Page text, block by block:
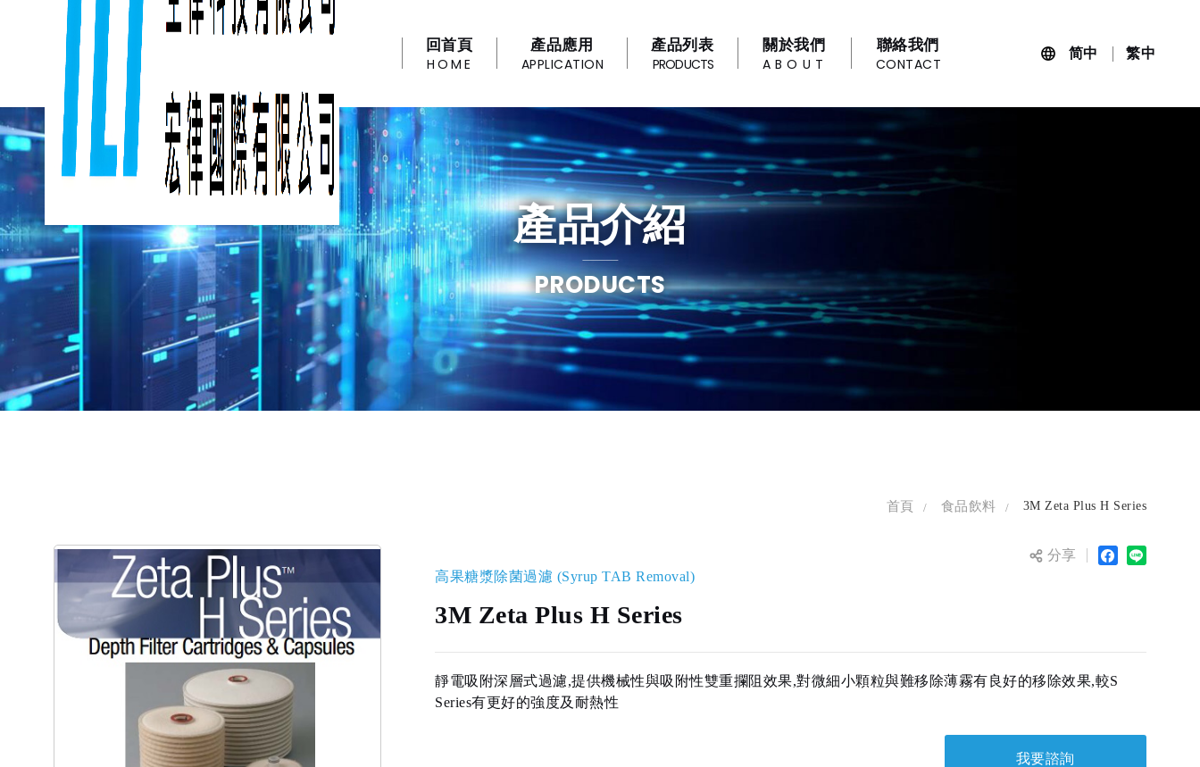
回首頁
HOME
產品應用
APPLICATION
產品列表
PRODUCTS
關於我們
ABOUT
聯絡我們
CONTACT
简中 繁中
產品介紹
PRODUCTS
首頁 食品飲料 3M Zeta Plus H Series
分享
高果糖漿除菌過濾 (Syrup TAB Removal)
3M Zeta Plus H Series
靜電吸附深層式過濾,提供機械性與吸附性雙重攔阻效果,對微細小顆粒與難移除薄霧有良好的移除效果,較S
Series有更好的強度及耐熱性
我要諮詢